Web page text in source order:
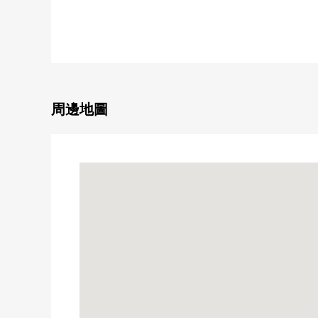
0 隔音、高斷熱的東西裡面的窗設置
周邊地圖